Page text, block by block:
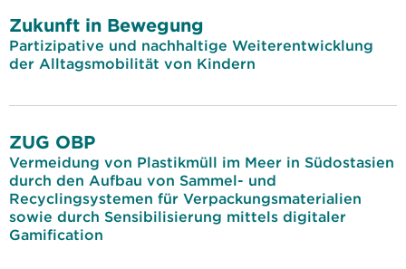
Zukunft in Bewegung
Partizipative und nachhaltige Weiterentwicklung
der Alltagsmobilität von Kindern
ZUG OBP
Vermeidung von Plastikmüll im Meer in Südostasien
durch den Aufbau von Sammel- und
Recyclingsystemen für Verpackungsmaterialien
sowie durch Sensibilisierung mittels digitaler
Gamification